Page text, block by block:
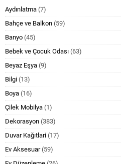
Aydınlatma (7)
Bahçe ve Balkon (59)
Banyo (45)
Bebek ve Çocuk Odası (63)
Beyaz Eşya (9)
Bilgi (13)
Boya (16)
Çilek Mobilya (1)
Dekorasyon (383)
Duvar Kağıtlari (17)
Ev Aksesuar(59)